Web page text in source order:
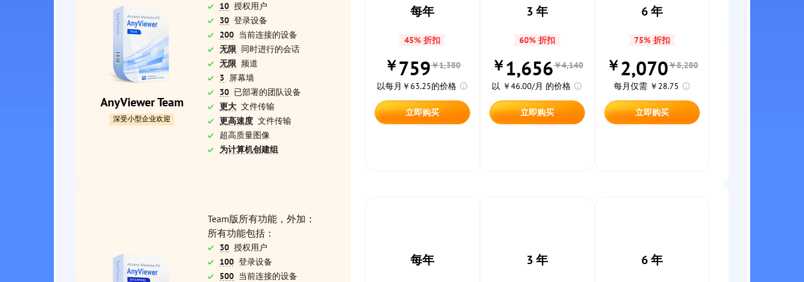
AnyViewer Team
深受小型企业欢迎
10 授权用户
30 登录设备
200 当前连接的设备
无限 同时进行的会话
无限 频道
3 屏幕墙
30 已部署的团队设备
更大 文件传输
更高速度 文件传输
超高质量图像
为计算机创建组
每年
45% 折扣
￥759￥1,380
以每月￥63.25的价格
立即购买
3 年
60% 折扣
￥1,656￥4,140
以 ￥46.00/月 的价格
立即购买
6 年
75% 折扣
￥2,070￥8,280
每月仅需 ￥28.75
立即购买
Team版所有功能，外加：
所有功能包括：
30 授权用户
100 登录设备
500 当前连接的设备
每年 3 年 6 年